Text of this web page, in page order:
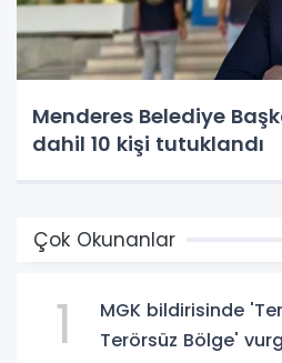
Menderes Belediye
dahil 10 kişi tutuklandı
Çok Okunanlar
1
MGK bildirisinde
Terörsüz Bölge'